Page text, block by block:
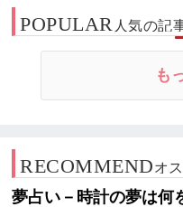
POPULAR 人気の記
も
RECOMMENDオ
夢占い－時計の夢は何